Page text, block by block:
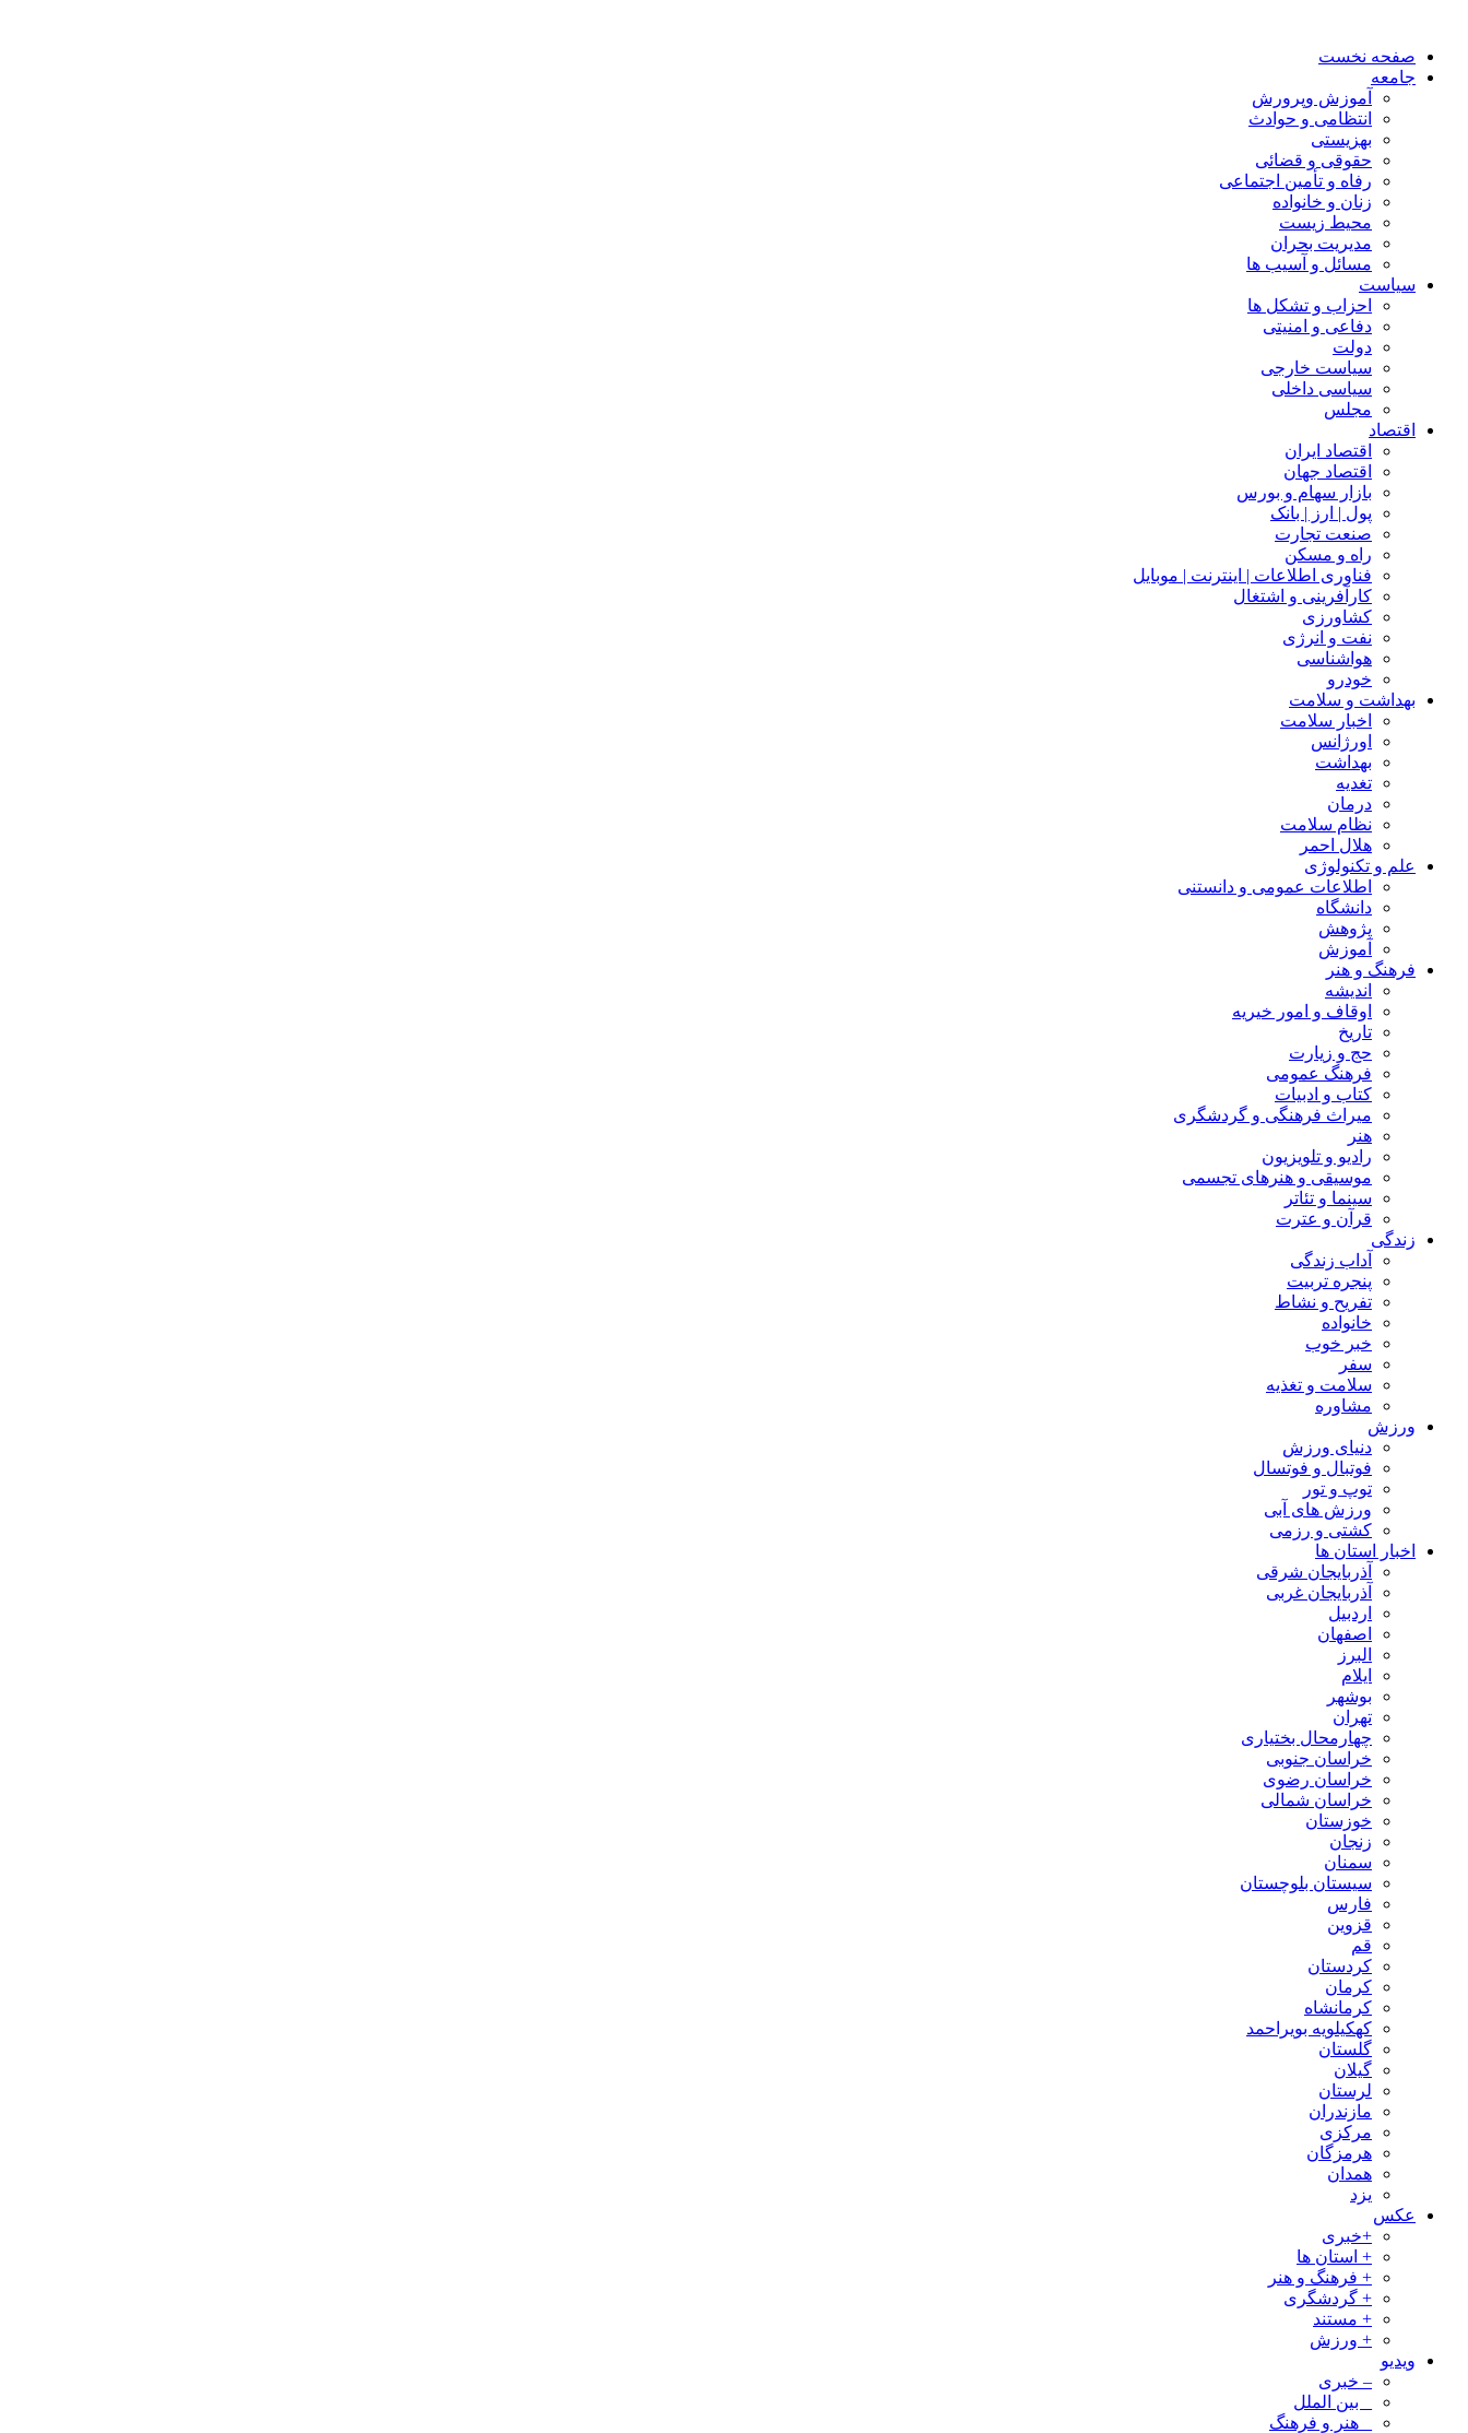
صفحه نخست
جامعه
آموزش وپرورش
انتظامی و حوادث
بهزیستی
حقوقی و قضائی
رفاه و تأمین اجتماعی
زنان و خانواده
محیط زیست
مدیریت بحران
مسائل و آسیب ها
سیاست
احزاب و تشکل ها
دفاعی و امنیتی
دولت
سیاست خارجی
سیاسی داخلی
مجلس
اقتصاد
اقتصاد ایران
اقتصاد جهان
بازار سهام و بورس
پول | ارز | بانک
صنعت تجارت
راه و مسکن
فناوری اطلاعات | اینترنت | موبایل
کارآفرینی و اشتغال
کشاورزی
نفت و انرژی
هواشناسی
خودرو
بهداشت و سلامت
اخبار سلامت
اورژانس
بهداشت
تغدیه
درمان
نظام سلامت
هلال احمر
علم و تکنولوژی
اطلاعات عمومی و دانستنی
دانشگاه
پژوهش
آموزش
فرهنگ و هنر
اندیشه
اوقاف و امور خیریه
تاریخ
حج و زیارت
فرهنگ عمومی
کتاب و ادبیات
میراث فرهنگی و گردشگری
هنر
رادیو و تلویزیون
موسیقی و هنرهای تجسمی
سینما و تئاتر
قرآن و عترت
زندگی
آداب زندگی
پنجره تربیت
تفریح و نشاط
خانواده
خبر خوب
سفر
سلامت و تغذیه
مشاوره
ورزش
دنیای ورزش
فوتبال و فوتسال
توپ و تور
ورزش های آبی
کشتی و رزمی
اخبار استان ها
آذربایجان شرقی
آذربایجان غربی
اردبیل
اصفهان
البرز
ایلام
بوشهر
تهران
چهارمحال بختیاری
خراسان جنوبی
خراسان رضوی
خراسان شمالی
خوزستان
زنجان
سمنان
سیستان بلوچستان
فارس
قزوین
قم
کردستان
کرمان
کرمانشاه
کهکیلویه بویراحمد
گلستان
گیلان
لرستان
مازندران
مرکزی
هرمزگان
همدان
یزد
عکس
+خبری
+ استان ها
+ فرهنگ و هنر
+ گردشگری
+ مستند
+ ورزش
ویدیو
– خبری
_ بین الملل
_ هنر و فرهنگ